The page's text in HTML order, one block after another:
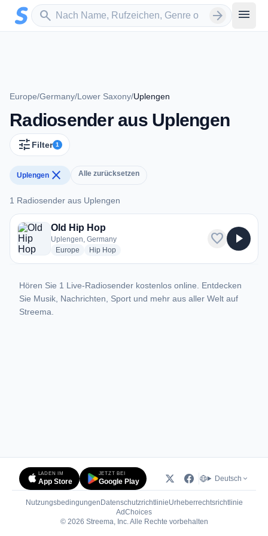
Zum Hauptinhalt springen
search
Sender suchen arrow_forward menu
Europe/Germany/Lower Saxony/Uplengen
Radiosender aus Uplengen
tune Filter 1
Uplengen close Alle zurücksetzen
1 Radiosender aus Uplengen
1 Radiosender aus Uplengen
Old Hip Hop
Uplengen, Germany
Europe radio stations
Hip Hopradio stations
favorite play_arrow
Hören Sie 1 Live-Radiosender kostenlos online. Entdecken
Sie Musik, Nachrichten, Sport und mehr aus aller Welt auf
Streema.
LADEN IM
App Store
JETZT BEI
Google Play Deutsch
Nutzungsbedingungen DatenschutzrichtlinieUrheberrechtsrichtlinie
AdChoices(öffnet in neuem Tab)
© 2026 Streema, Inc. Alle Rechte vorbehalten